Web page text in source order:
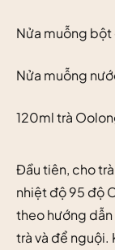
Nửa muỗng bột
Nửa muỗng
120ml trà
Đầu tiên, cho
nhiệt độ 95 độ
theo hướng dẫn
trà và để nguội.